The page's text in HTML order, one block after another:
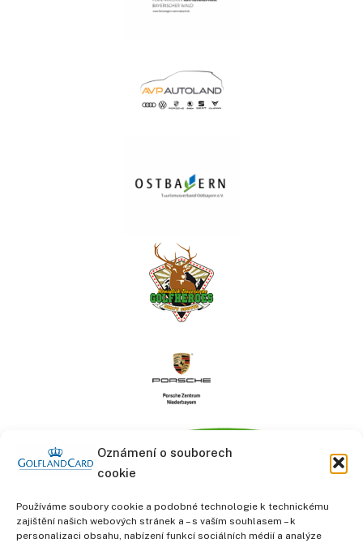
Oznámení o souborech
cookie
Používáme soubory cookie a podobné technologie k technickému
zajištění našich webových stránek a – s vaším souhlasem – k
personalizaci obsahu, nabízení funkcí sociálních médií a analýze